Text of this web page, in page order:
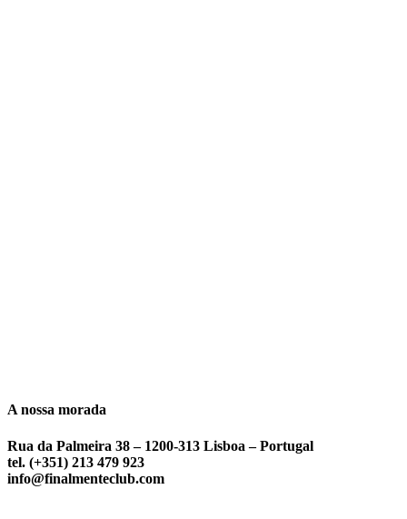
A nossa morada
Rua da Palmeira 38 – 1200-313 Lisboa – Portugal
tel. (+351) 213 479 923
info@finalmenteclub.com